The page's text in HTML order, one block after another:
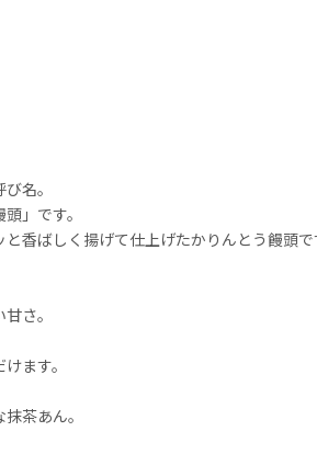
名。
」です。
香ばしく揚げて仕上げたかりんとう饅頭で
さ。
ます。
茶あん。